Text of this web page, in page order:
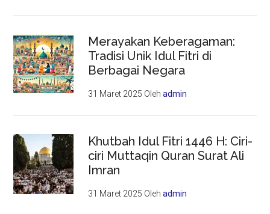
Merayakan Keberagaman:
Tradisi Unik Idul Fitri di
Berbagai Negara
31 Maret 2025 Olehadmin
Khutbah Idul Fitri 1446 H: Ciri-
ciri Muttaqin Quran Surat Ali
Imran
31 Maret 2025 Olehadmin